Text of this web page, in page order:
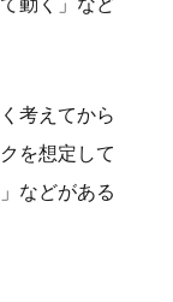
動く」など
考えてから
を想定して
などがある